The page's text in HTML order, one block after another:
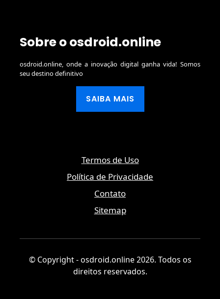
Sobre o osdroid.online
osdroid.online, onde a inovação digital ganha vida! Somos
seu destino definitivo
SAIBA MAIS
Termos de Uso
Política de Privacidade
Contato
Sitemap
© Copyright - osdroid.online 2026. Todos os
direitos reservados.